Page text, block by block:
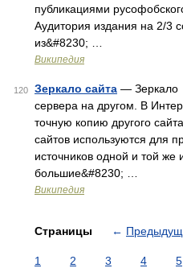
публикациями
Аудитория издания на 2/3
из&#8230; …
Википедия
120 Зеркало сайта — Зеркало
сервера на другом. В
точную копию другого
сайтов используются для
источников одной и той
большие&#8230; …
Википедия
Страницы ←
1 2 3 4 5